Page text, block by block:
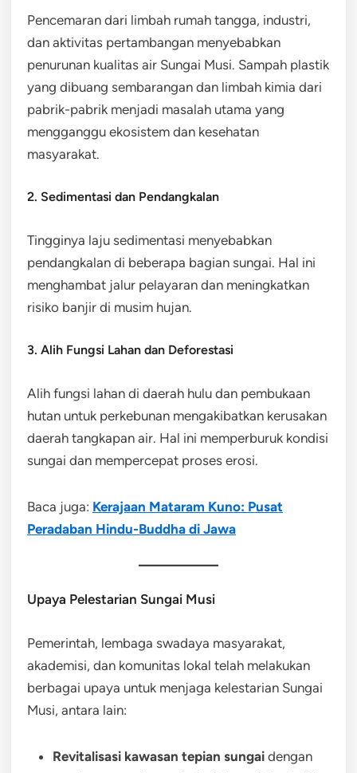
Pencemaran dari limbah rumah tangga, industri,
dan aktivitas pertambangan menyebabkan
penurunan kualitas air Sungai Musi. Sampah plastik
yang dibuang sembarangan dan limbah kimia dari
pabrik-pabrik menjadi masalah utama yang
mengganggu ekosistem dan kesehatan
masyarakat.
2. Sedimentasi dan Pendangkalan
Tingginya laju sedimentasi menyebabkan
pendangkalan di beberapa bagian sungai. Hal ini
menghambat jalur pelayaran dan meningkatkan
risiko banjir di musim hujan.
3. Alih Fungsi Lahan dan Deforestasi
Alih fungsi lahan di daerah hulu dan pembukaan
hutan untuk perkebunan mengakibatkan kerusakan
daerah tangkapan air. Hal ini memperburuk kondisi
sungai dan mempercepat proses erosi.
Baca juga: Kerajaan Mataram Kuno: Pusat
Peradaban Hindu-Buddha di Jawa
Upaya Pelestarian Sungai Musi
Pemerintah, lembaga swadaya masyarakat,
akademisi, dan komunitas lokal telah melakukan
berbagai upaya untuk menjaga kelestarian Sungai
Musi, antara lain:
Revitalisasi kawasan tepian sungai dengan